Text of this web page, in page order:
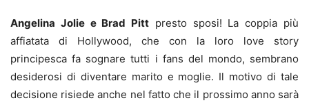
Angelina Jolie e Brad Pitt presto sposi! La coppia più
affiatata di Hollywood, che con la loro love story
principesca fa sognare tutti i fans del mondo, sembrano
desiderosi di diventare marito e moglie. Il motivo di tale
decisione risiede anche nel fatto che il prossimo anno sarà